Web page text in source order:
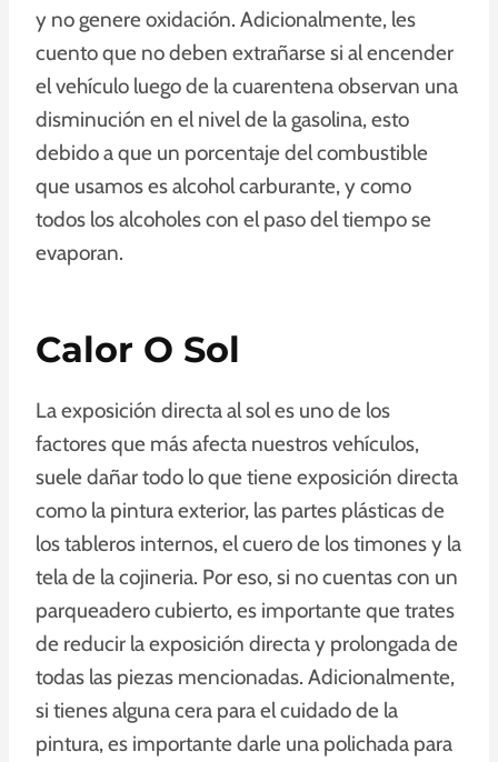
y no genere oxidación. Adicionalmente, les
cuento que no deben extrañarse si al encender
el vehículo luego de la cuarentena observan una
disminución en el nivel de la gasolina, esto
debido a que un porcentaje del combustible
que usamos es alcohol carburante, y como
todos los alcoholes con el paso del tiempo se
evaporan.
Calor O Sol
La exposición directa al sol es uno de los
factores que más afecta nuestros vehículos,
suele dañar todo lo que tiene exposición directa
como la pintura exterior, las partes plásticas de
los tableros internos, el cuero de los timones y la
tela de la cojineria. Por eso, si no cuentas con un
parqueadero cubierto, es importante que trates
de reducir la exposición directa y prolongada de
todas las piezas mencionadas. Adicionalmente,
si tienes alguna cera para el cuidado de la
pintura, es importante darle una polichada para